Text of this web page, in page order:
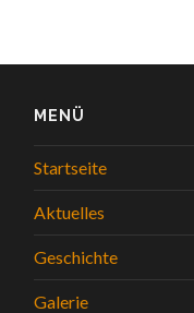
MENÜ
Startseite
Aktuelles
Geschichte
Galerie